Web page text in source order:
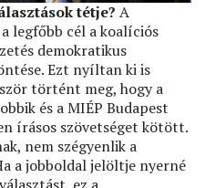
tétje? A
legfőbb cél a koalíciós
demokratikus
Ezt nyíltan ki is
történt meg, hogy a
és a MIÉP Budapest
írásos szövetséget kötött.
nem szégyenlik a
a jobboldal jelöltje nyerné